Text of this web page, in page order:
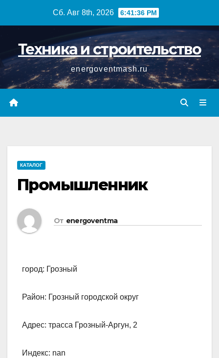
Сб. Авг 8th, 2026 6:41:37 PM
Техника и строительство
energoventmash.ru
КАТАЛОГ
Промышленник
От energoventma
город: Грозный
Район: Грозный городской округ
Адрес: трасса Грозный-Аргун, 2
Индекс: nan